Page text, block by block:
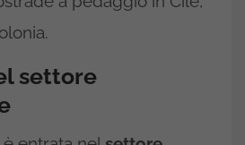
settore